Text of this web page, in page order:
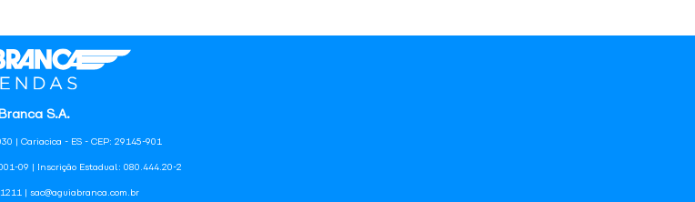
S.A.
| Cariacica - ES - CEP: 29145-901
09 | Inscrição Estadual: 080.444.20-2
| sac@aguiabranca.com.br